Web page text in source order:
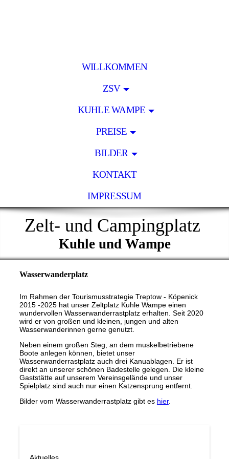
WILLKOMMEN
ZSV
KUHLE WAMPE
PREISE
BILDER
KONTAKT
IMPRESSUM
Zelt- und Campingplatz
Kuhle und Wampe
Wasserwanderplatz
Im Rahmen der Tourismusstrategie Treptow - Köpenick
2015 -2025 hat unser Zeltplatz Kuhle Wampe einen
wundervollen Wasserwanderrastplatz erhalten. Seit 2020
wird er von großen und kleinen, jungen und alten
Wasserwanderinnen gerne genutzt.
Neben einem großen Steg, an dem muskelbetriebene
Boote anlegen können, bietet unser
Wasserwanderrastplatz auch drei Kanuablagen. Er ist
direkt an unserer schönen Badestelle gelegen. Die kleine
Gaststätte auf unserem Vereinsgelände und unser
Spielplatz sind auch nur einen Katzensprung entfernt.
Bilder vom Wasserwanderrastplatz gibt es hier.